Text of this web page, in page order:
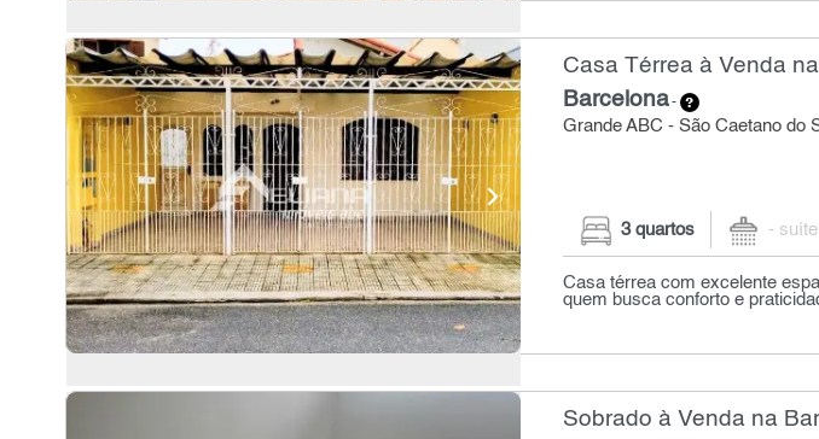
Casa Térrea à Venda
Barcelona-
Grande ABC - São Caetano do
3 quartos - suíte
Casa térrea com excelente
quem busca conforto e
Sobrado à Venda na